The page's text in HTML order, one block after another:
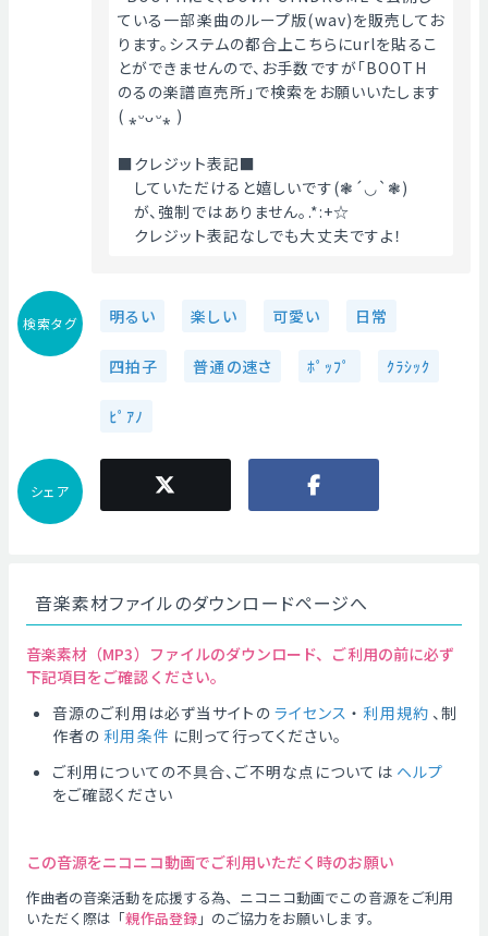
ている一部楽曲のループ版(wav)を販売してお
ります。システムの都合上こちらにurlを貼るこ
とができませんので、お手数ですが「BOOTH
のるの楽譜直売所」で検索をお願いいたします
( ⁎ᵕᴗᵕ⁎ )
■クレジット表記■
していただけると嬉しいです(❃´◡`❃)
が、強制ではありません｡.*:+☆
クレジット表記なしでも大丈夫ですよ！
検索タグ 明るい 楽しい 可愛い 日常
四拍子 普通の速さ ﾎﾟｯﾌﾟ ｸﾗｼｯｸ
ﾋﾟｱﾉ
シェア
音楽素材ファイルのダウンロードページへ
音楽素材（MP3）ファイルのダウンロード、ご利用の前に必ず
下記項目をご確認ください。
音源のご利用は必ず当サイトの ライセンス ・ 利用規約 、制
作者の 利用条件 に則って行ってください。
ご利用についての不具合、ご不明な点については ヘルプ
をご確認ください
この音源をニコニコ動画でご利用いただく時のお願い
作曲者の音楽活動を応援する為、ニコニコ動画でこの音源をご利用
いただく際は「親作品登録」のご協力をお願いします。